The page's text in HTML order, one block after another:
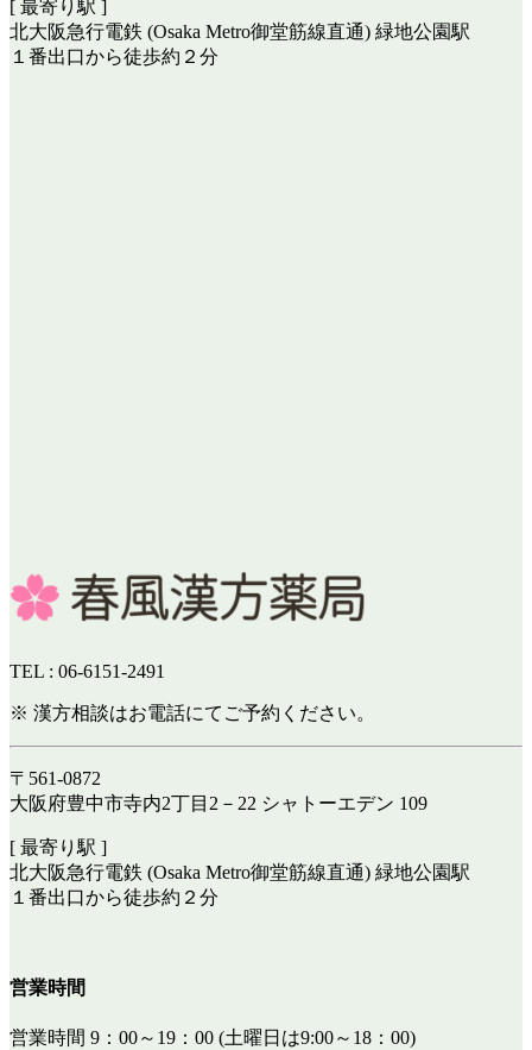
[ 最寄り駅 ]
北大阪急行電鉄 (Osaka Metro御堂筋線直通) 緑地公園駅
１番出口から徒歩約２分
TEL : 06-6151-2491
※ 漢方相談はお電話にてご予約ください。
〒561-0872
大阪府豊中市寺内2丁目2－22 シャトーエデン 109
[ 最寄り駅 ]
北大阪急行電鉄 (Osaka Metro御堂筋線直通) 緑地公園駅
１番出口から徒歩約２分
営業時間
営業時間 9：00～19：00 (土曜日は9:00～18：00)